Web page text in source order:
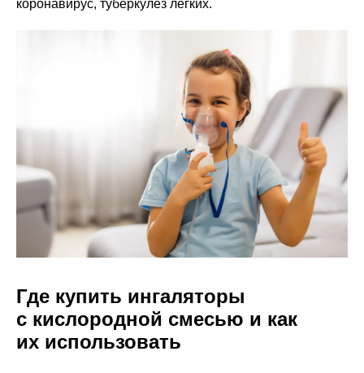
коронавирус, туберкулез легких.
Где купить ингаляторы
с кислородной смесью и как
их использовать